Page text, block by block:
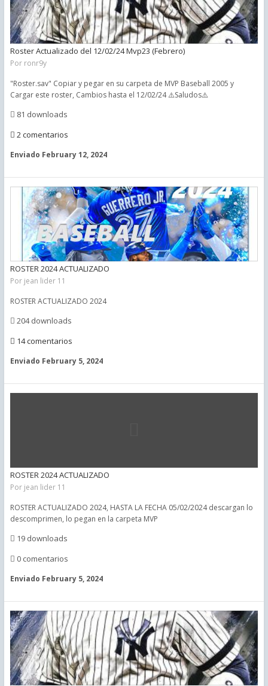
Roster Actualizado del 12/02/24 Mvp23 (Febrero)
Por ronr9y
"Roster.sav" Copiar y pegar en su carpeta de MVP Baseball 2005 y
Cargar este roster, Cambios hasta el 12/02/24 ⚠️Saludos⚠️
81 downloads
2 comentarios
Enviado February 12, 2024
ROSTER 2024 ACTUALIZADO
Por jean lider 11
ROSTER ACTUALIZADO 2024
204 downloads
14 comentarios
Enviado February 5, 2024
ROSTER 2024 ACTUALIZADO
Por jean lider 11
ROSTER ACTUALIZADO 2024, HASTA LA FECHA 05/02/2024 descargan lo
descomprimen, lo pegan en la carpeta MVP
19 downloads
0 comentarios
Enviado February 5, 2024